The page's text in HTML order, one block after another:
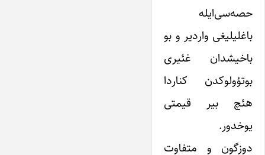
حصه‌‌سی‌ایله
باغلیلیغی واردیر و بو
باخیشدان غئیری
بوتؤولوکدن کناردا
هئچ بیر قیمتی
یوخدور.
دوزگون و متفاوت